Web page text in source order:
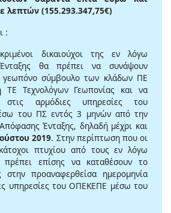
λεπτών (155.293.347,75€)
:
δικαιούχοι της εν λόγω
θα πρέπει να συνάψουν
σύμβουλο των κλάδων ΠΕ
ΤΕ Τεχνολόγων Γεωπονίας και να
στις αρμόδιες υπηρεσίες του
του ΠΣ εντός 3 μηνών από την
Ένταξης, δηλαδή μέχρι και
2019. Στην περίπτωση που οι
κάτοχοι πτυχίου από τους εν λόγω
πρέπει επίσης να καταθέσουν το
στην προαναφερθείσα ημερομηνία
υπηρεσίες του ΟΠΕΚΕΠΕ μέσω του